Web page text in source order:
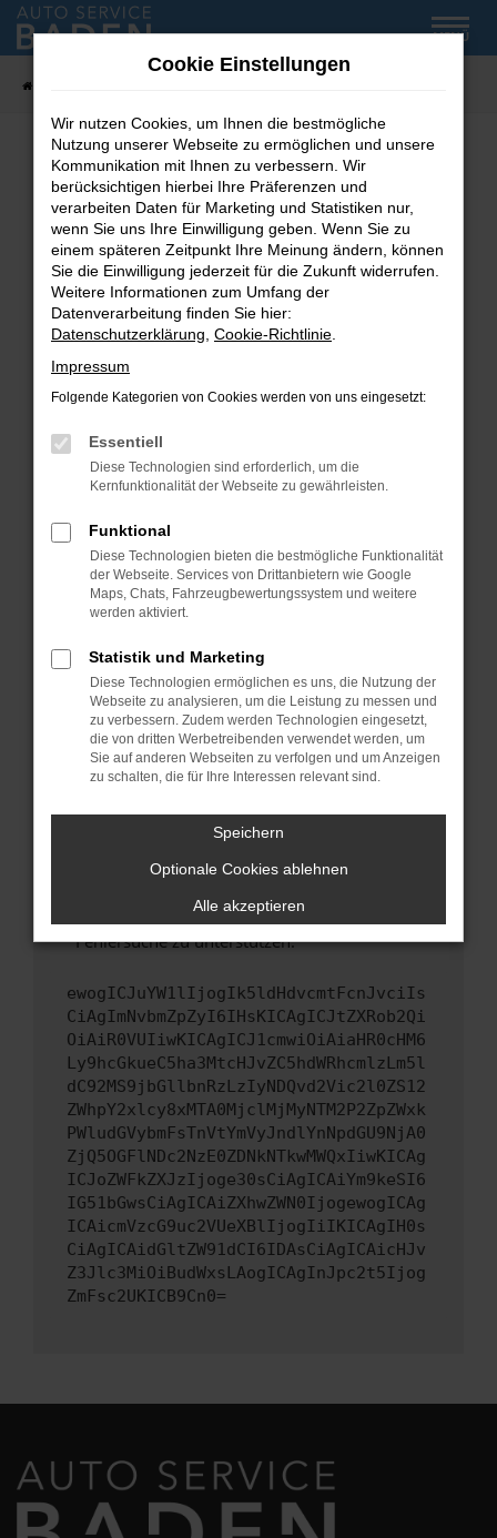
Zum
Hauptinhalt
MENÜ
Fehler: Network Error
Beim Laden ist ein Fehler aufgetreten.
Hier sind ein paar Tipps, die dir helfen können:
Überprüfe deine Firewall und deine
Internetverbindung.
Laden andere Webseiten, zum Beispiel deine
Suchmaschine?
Prüfe deine Browsererweiterungen.
können das Laden bestimmter Seiten
verhindern. Funktioniert die Seite in einem
Fenster?
Starte dein Gerät neu.
Das kann manchmal helfen, vorübergehende
Probleme zu beheben.
Betriebssystem auf dem neuesten Stand
sind.
Veraltete Software birgt nicht nur ein
Sicherheitsrisiko, sondern kann auch dazu
führen, dass bestimmte Funktionen nicht mehr
unterstützt werden.
Wende dich an den Webseitenbetreiber.
Wenn du alle oben genannten Schritte versucht
hast, kontaktiere uns bitte. Wir werden
uns diesen Text schicken, um uns bei der
Fehlersuche zu unterstützen:
ewogICJuYW1lIjogIk5ldHdvcmtFcnJvciIs
CiAgImNvbmZpZyI6IHsKICAgICJtZXRob2Qi
OiAiR0VUIiwKICAgICJ1cmwiOiAiaHR0cHM6
Ly9hcGkueC5ha3MtcHJvZC5hdWRhcmlzLm5l
dC92MS9jbGllbnRzLzIyNDQvd2Vic2l0ZS12
ZWhpY2xlcy8xMTA0MjclMjMyNTM2P2ZpZWxk
PWludGVybmFsTnVtYmVyJndlYnNpdGU9NjA0
ZjQ5OGFlNDc2NzE0ZDNkNTkwMWQxIiwKICAg
ICJoZWFkZXJzIjoge30sCiAgICAiYm9keSI6
IG51bGwsCiAgICAiZXhwZWN0IjogewogICAg
ICAicmVzcG9uc2VUeXBlIjogIiIKICAgIH0s
CiAgICAidGltZW91dCI6IDAsCiAgICAicHJv
Z3Jlc3MiOiBudWxsLAogICAgInJpc2t5Ijog
ZmFsc2UKICB9Cn0=
Cookie Einstellungen
Wir nutzen Cookies, um Ihnen die bestmögliche
Nutzung unserer Webseite zu ermöglichen und unsere
Kommunikation mit Ihnen zu verbessern. Wir
berücksichtigen hierbei Ihre Präferenzen und
verarbeiten Daten für Marketing und Statistiken nur,
wenn Sie uns Ihre Einwilligung geben. Wenn Sie zu
einem späteren Zeitpunkt Ihre Meinung ändern, können
Sie die Einwilligung jederzeit für die Zukunft widerrufen.
Weitere Informationen zum Umfang der
Datenverarbeitung finden Sie hier:
Datenschutzerklärung Cookie-Richtlinie
Impressum
Folgende Kategorien von Cookies werden von uns eingesetzt:
Essentiell
Diese Technologien sind erforderlich, um die
Kernfunktionalität der Webseite zu gewährleisten.
Funktional
Diese Technologien bieten die bestmögliche Funktionalität
der Webseite. Services von Drittanbietern wie Google
Maps, Chats, Fahrzeugbewertungssystem und weitere
werden aktiviert.
Statistik und Marketing
Diese Technologien ermöglichen es uns, die Nutzung der
Webseite zu analysieren, um die Leistung zu messen und
zu verbessern. Zudem werden Technologien eingesetzt,
die von dritten Werbetreibenden verwendet werden, um
Sie auf anderen Webseiten zu verfolgen und um Anzeigen
zu schalten, die für Ihre Interessen relevant sind.
Speichern
Optionale Cookies ablehnen
Alle akzeptieren